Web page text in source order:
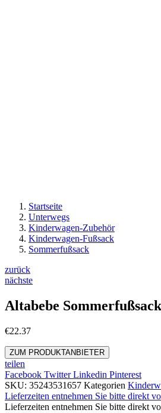
Startseite
Unterwegs
Kinderwagen-Zubehör
Kinderwagen-Fußsack
Sommerfußsack
zurück
nächste
Altabebe
€22.37
ZUM PRODUKTANBIETER
teilen
Facebook TwitterLinkedin Pinterest
SKU: 35243531657 Kategorien
Lieferzeiten entnehmen Sie bitte direkt
Lieferzeiten entnehmen Sie bitte direkt